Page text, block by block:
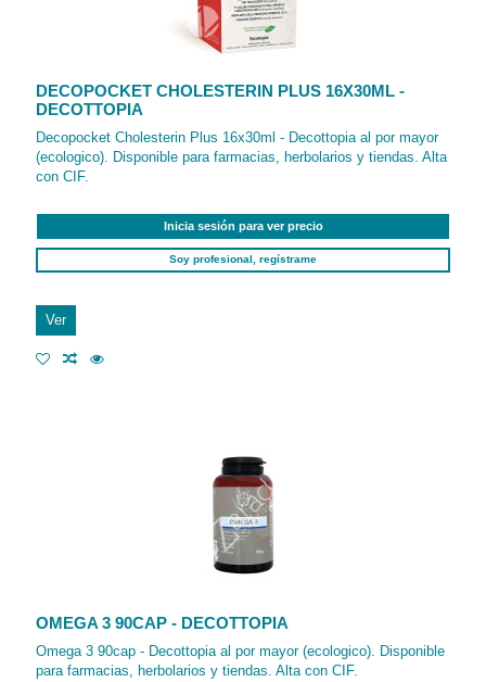
DECOPOCKET CHOLESTERIN PLUS 16X30ML -
DECOTTOPIA
Decopocket Cholesterin Plus 16x30ml - Decottopia al por mayor
(ecologico). Disponible para farmacias, herbolarios y tiendas. Alta
con CIF.
Inicia sesión para ver precio
Soy profesional, regístrame
Ver
OMEGA 3 90CAP - DECOTTOPIA
Omega 3 90cap - Decottopia al por mayor (ecologico). Disponible
para farmacias, herbolarios y tiendas. Alta con CIF.